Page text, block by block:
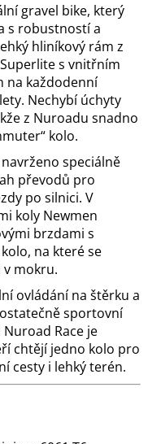
gravel bike, který
s robustností a
hliníkový rám z
s vnitřním
na každodenní
Nechybí úchyty
z Nuroadu snadno
kolo.
navrženo speciálně
převodů pro
po silnici. V
koly Newmen
brzdami s
na které se
mokru.
ovládání na štěrku a
sportovní
Race je
chtějí jedno kolo pro
cesty i lehký terén.